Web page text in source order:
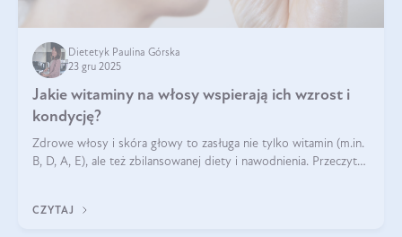
Dietetyk Paulina Górska
23 gru 2025
Jakie witaminy na włosy wspierają ich wzrost i
kondycję?
Zdrowe włosy i skóra głowy to zasługa nie tylko witamin (m.in.
B, D, A, E), ale też zbilansowanej diety i nawodnienia. Przeczytaj
CZYTAJ